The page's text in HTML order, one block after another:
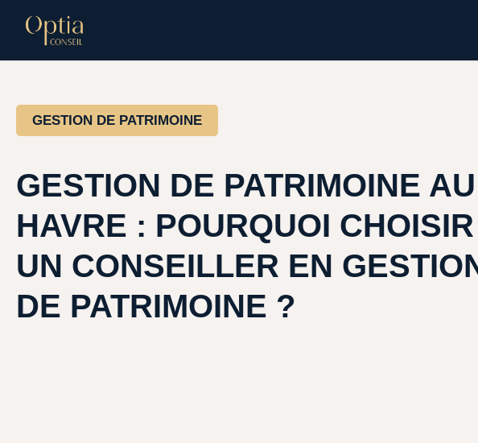
GESTION DE PATRIMOINE
GESTION DE PATRIMOINE AU
HAVRE : POURQUOI CHOISIR
UN CONSEILLER EN
DE PATRIMOINE ?